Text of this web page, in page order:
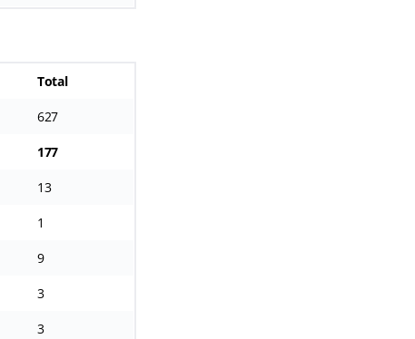
Total
627
177
13
1
9
3
3